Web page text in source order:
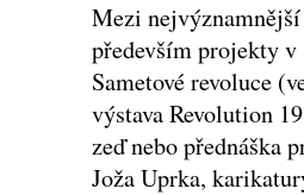
Mezi
především projekty
Sametové revoluce
výstava Revolution
zeď nebo
Joža Uprka,